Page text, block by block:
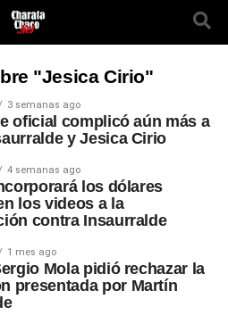
"Jesica Cirio"
3 semanas ago
oficial complicó aún más a
y Jesica Cirio
4 semanas ago
los dólares
los videos a la
contra Insaurralde
1 mes ago
Mola pidió rechazar la
presentada por Martín